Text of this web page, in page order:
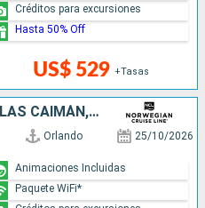
US$ 529 +Tasas
Créditos para excursiones
Hasta 50% Off
BAHAMAS, JAMAICA, ISLAS CAIMÁN, MÉXICO, ESTADOS UNIDOS
Orlando 25/10/2026
Animaciones Incluidas
Paquete WiFi*